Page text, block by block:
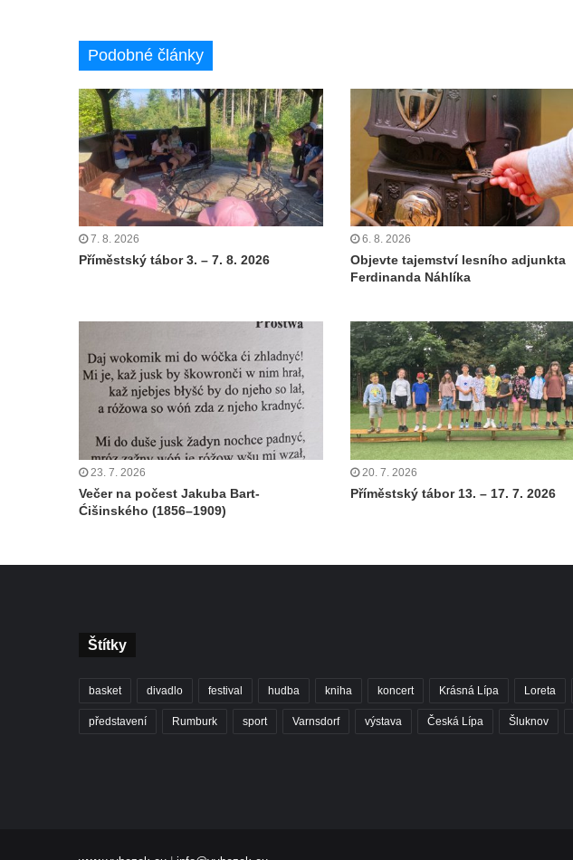
Podobné články
7. 8. 2026
Příměstský tábor 3. – 7. 8. 2026
6. 8. 2026
Objevte tajemství lesního adjunkta
Ferdinanda Náhlíka
23. 7. 2026
Večer na počest Jakuba Bart-
Ćišinského (1856–1909)
20. 7. 2026
Příměstský tábor 13. – 17. 7. 2026
Štítky
basket divadlo festival hudba kniha koncert Krásná Lípa Loreta
představení Rumburk sport Varnsdorf výstava Česká Lípa Šluknov